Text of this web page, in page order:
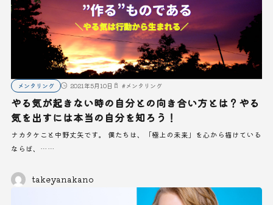
メンタリング 2021年5月10日 #メンタリング
やる気が起きない時の自分との向き合い方とは？やる
気を出すには本当の自分を知ろう！
ナカタケこと中野丈矢です。 僕たちは、「極上の未来」を心から描けている
ならば、……
takeyanakano